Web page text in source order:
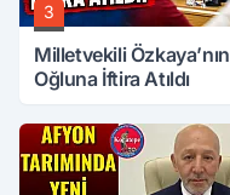
3
Milletvekili Özkaya’nın
Oğluna İftira Atıldı